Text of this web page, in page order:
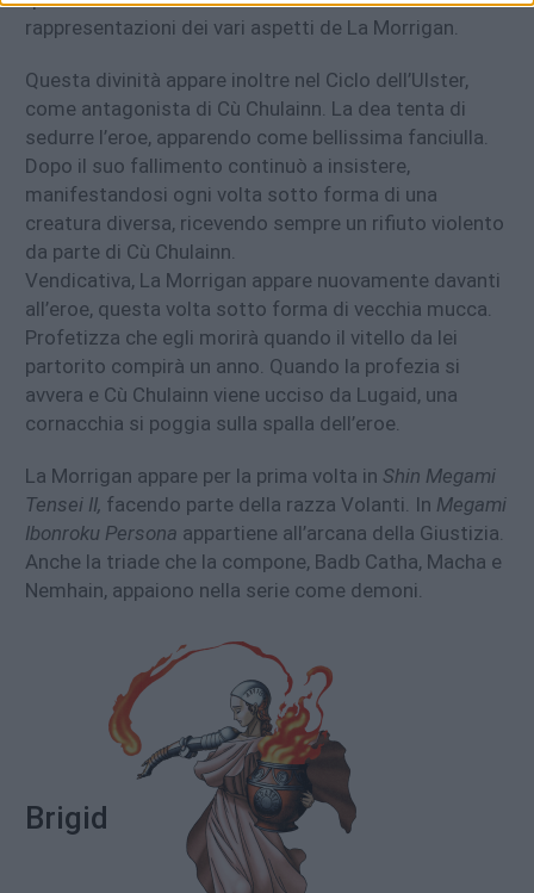
rappresentazioni dei vari aspetti de La Morrigan.
Questa divinità appare inoltre nel Ciclo dell’Ulster,
come antagonista di Cù Chulainn. La dea tenta di
sedurre l’eroe, apparendo come bellissima fanciulla.
Dopo il suo fallimento continuò a insistere,
manifestandosi ogni volta sotto forma di una
creatura diversa, ricevendo sempre un rifiuto violento
da parte di Cù Chulainn.
Vendicativa, La Morrigan appare nuovamente davanti
all’eroe, questa volta sotto forma di vecchia mucca.
Profetizza che egli morirà quando il vitello da lei
partorito compirà un anno. Quando la profezia si
avvera e Cù Chulainn viene ucciso da Lugaid, una
cornacchia si poggia sulla spalla dell’eroe.
La Morrigan appare per la prima volta in Shin Megami
Tensei II, facendo parte della razza Volanti. In Megami
Ibonroku Persona appartiene all’arcana della Giustizia.
Anche la triade che la compone, Badb Catha, Macha e
Nemhain, appaiono nella serie come demoni.
Brigid